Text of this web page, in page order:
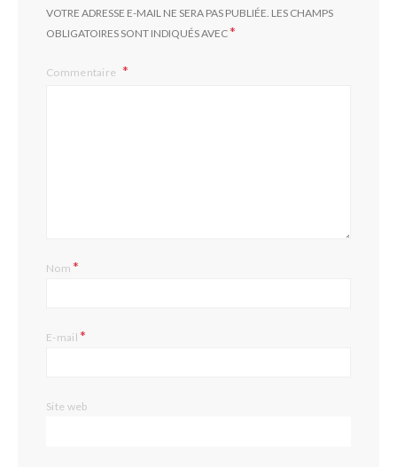
VOTRE ADRESSE E-MAIL NE SERA PAS PUBLIÉE. LES CHAMPS
OBLIGATOIRES SONT INDIQUÉS AVEC*
Commentaire
Nom*
E-mail*
Site web